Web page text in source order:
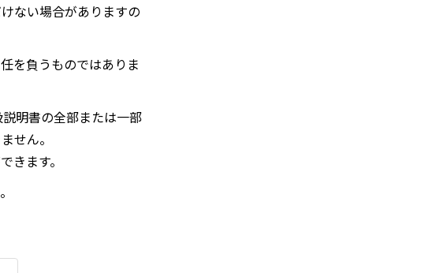
ない場合がありますの
を負うものではありま
明書の全部または一部
せん。
きます。